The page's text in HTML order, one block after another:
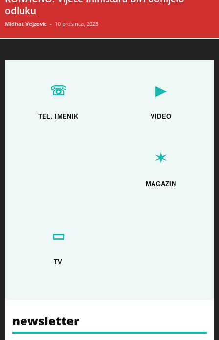
odluku
Midhat Vejzovic - 10 prosinca, 2025
☏
TEL. IMENIK
▶
VIDEO
✶
MAGAZIN
▭
TV
newsletter